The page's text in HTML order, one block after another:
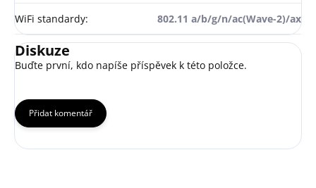
WiFi standardy: 802.11 a/b/g/n/ac(Wave-2)/ax
Diskuze
Buďte první, kdo napíše příspěvek k této položce.
Přidat komentář